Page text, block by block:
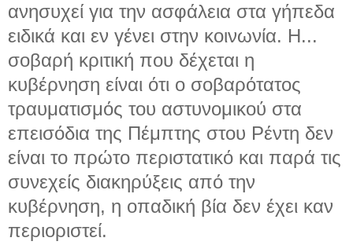
ανησυχεί για την ασφάλεια στα γήπεδα
ειδικά και εν γένει στην κοινωνία. Η...
σοβαρή κριτική που δέχεται η
κυβέρνηση είναι ότι ο σοβαρότατος
τραυματισμός του αστυνομικού στα
επεισόδια της Πέμπτης στου Ρέντη δεν
είναι το πρώτο περιστατικό και παρά τις
συνεχείς διακηρύξεις από την
κυβέρνηση, η οπαδική βία δεν έχει καν
περιοριστεί.